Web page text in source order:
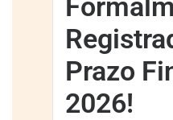
Prazo
2026!